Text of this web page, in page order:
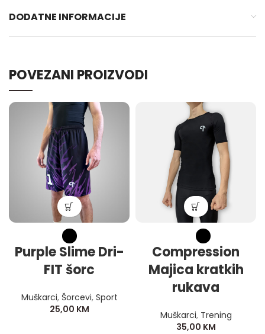
DODATNE INFORMACIJE
POVEZANI PROIZVODI
Purple Slime Dri-
FIT šorc
Muškarci, Šorcevi, Sport
25,00 KM
Compression
Majica kratkih
rukava
Muškarci, Trening
35,00 KM